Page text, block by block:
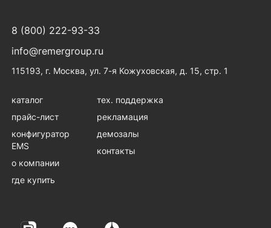
8 (800) 222-93-33
info@remergroup.ru
115193, г. Москва, ул. 7-я Кожуховская, д. 15, стр. 1
каталог
прайс-лист
конфигуратор
EMS
о компании
где купить
тех. поддержка
рекламация
демозалы
контакты